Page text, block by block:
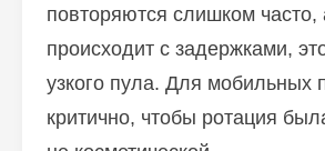
повторяются слишком часто,
происходит с задержками,
узкого пула. Для мобильных
критично, чтобы ротация